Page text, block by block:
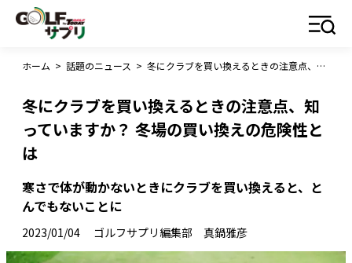
ホーム > 話題のニュース > 冬にクラブを買い換えるときの注意点、知っていますか？ 冬場の買い換えの危険性とは
冬にクラブを買い換えるときの注意点、知
っていますか？ 冬場の買い換えの危険性と
は
寒さで体が動かないときにクラブを買い換えると、と
んでもないことに
2023/01/04 ゴルフサプリ編集部 真鍋雅彦